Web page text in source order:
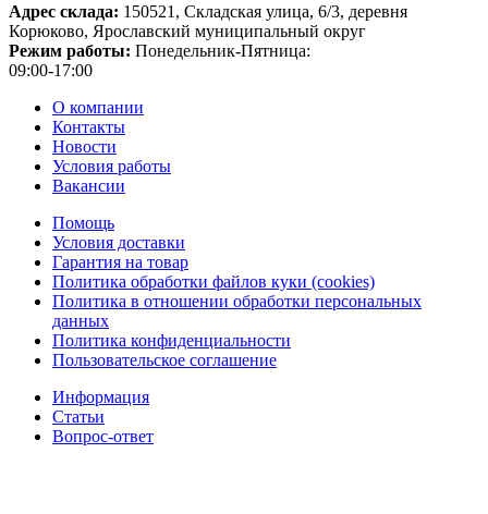
Адрес склада: 150521, Складская улица, 6/3, деревня
Корюково, Ярославский муниципальный округ
Режим работы: Понедельник-Пятница:
09:00-17:00
О компании
Контакты
Новости
Условия работы
Вакансии
Помощь
Условия доставки
Гарантия на товар
Политика обработки файлов куки (cookies)
Политика в отношении обработки персональных
данных
Политика конфиденциальности
Пользовательское соглашение
Информация
Статьи
Вопрос-ответ